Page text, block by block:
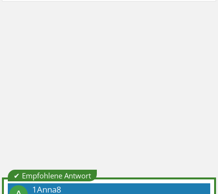
✔ Empfohlene Antwort
1Anna8